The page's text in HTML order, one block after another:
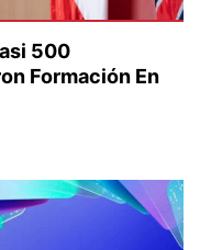
500
Formación En